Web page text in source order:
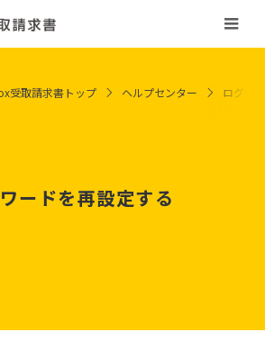
ードを再設定する
受取請求書トップ ヘルプセンター ログイン